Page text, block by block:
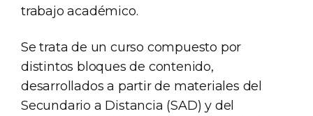
trabajo académico.
Se trata de un curso compuesto por
distintos bloques de contenido,
desarrollados a partir de materiales del
Secundario a Distancia (SAD) y del